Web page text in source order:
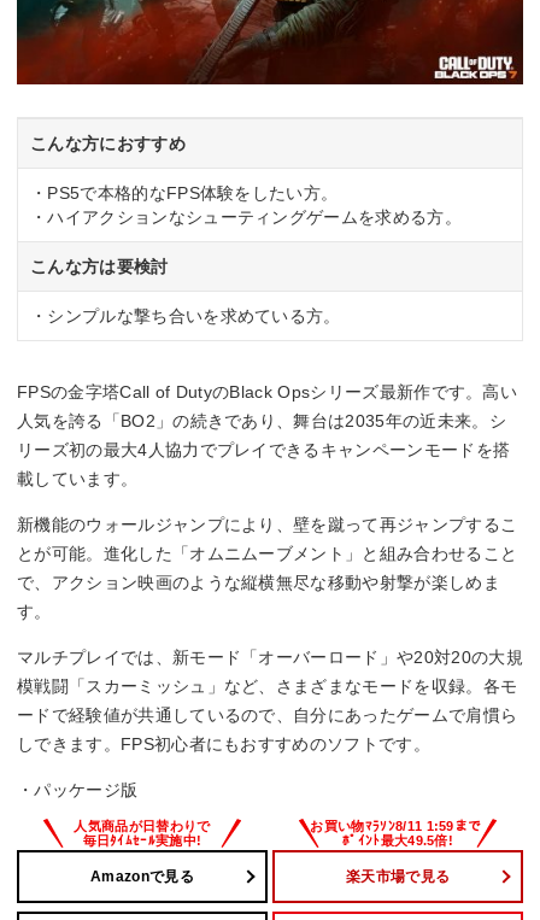
こんな方におすすめ
・PS5で本格的なFPS体験をしたい方。
・ハイアクションなシューティングゲームを求める方。
こんな方は要検討
・シンプルな撃ち合いを求めている方。
FPSの金字塔Call of DutyのBlack Opsシリーズ最新作です。高い
人気を誇る「BO2」の続きであり、舞台は2035年の近未来。シ
リーズ初の最大4人協力でプレイできるキャンペーンモードを搭
載しています。
新機能のウォールジャンプにより、壁を蹴って再ジャンプするこ
とが可能。進化した「オムニムーブメント」と組み合わせること
で、アクション映画のような縦横無尽な移動や射撃が楽しめま
す。
マルチプレイでは、新モード「オーバーロード」や20対20の大規
模戦闘「スカーミッシュ」など、さまざまなモードを収録。各モ
ードで経験値が共通しているので、自分にあったゲームで肩慣ら
しできます。FPS初心者にもおすすめのソフトです。
・パッケージ版
Amazonで見る 楽天市場で見る